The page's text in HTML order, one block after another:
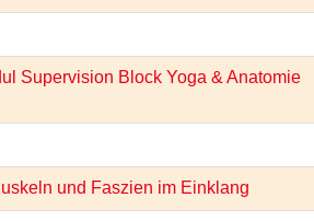
Supervision Block Yoga & Anatomie
und Faszien im Einklang